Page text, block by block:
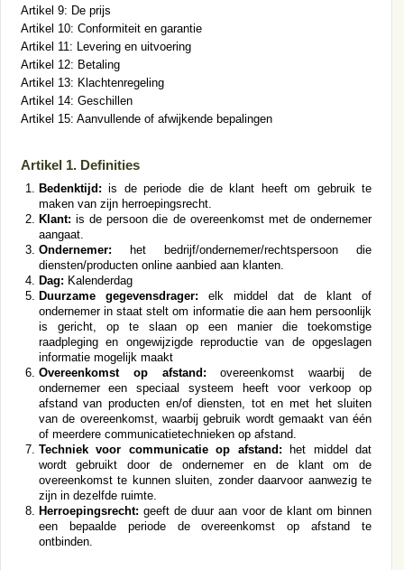
Artikel 9: De prijs
Artikel 10: Conformiteit en garantie
Artikel 11: Levering en uitvoering
Artikel 12: Betaling
Artikel 13: Klachtenregeling
Artikel 14: Geschillen
Artikel 15: Aanvullende of afwijkende bepalingen
Artikel 1. Definities
Bedenktijd: is de periode die de klant heeft om gebruik te
maken van zijn herroepingsrecht.
Klant: is de persoon die de overeenkomst met de ondernemer
aangaat.
Ondernemer: het bedrijf/ondernemer/rechtspersoon die
diensten/producten online aanbied aan klanten.
Dag: Kalenderdag
Duurzame gegevensdrager: elk middel dat de klant of
ondernemer in staat stelt om informatie die aan hem persoonlijk
is gericht, op te slaan op een manier die toekomstige
raadpleging en ongewijzigde reproductie van de opgeslagen
informatie mogelijk maakt
Overeenkomst op afstand: overeenkomst waarbij de
ondernemer een speciaal systeem heeft voor verkoop op
afstand van producten en/of diensten, tot en met het sluiten
van de overeenkomst, waarbij gebruik wordt gemaakt van één
of meerdere communicatietechnieken op afstand.
Techniek voor communicatie op afstand: het middel dat
wordt gebruikt door de ondernemer en de klant om de
overeenkomst te kunnen sluiten, zonder daarvoor aanwezig te
zijn in dezelfde ruimte.
Herroepingsrecht: geeft de duur aan voor de klant om binnen
een bepaalde periode de overeenkomst op afstand te
ontbinden.